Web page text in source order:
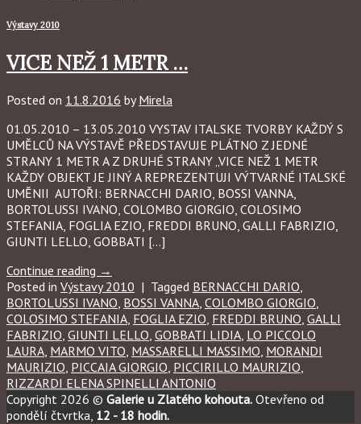
Výstavy 2010
VICE NEŽ 1 METR …
Posted on 11.8.2016 byMirela
01.05.2010 – 13.05.2010 VYSTAV ITALSKE TVORBY KAŽDÝ S
UMĚLCŮ NA VÝSTAVĚ PŘEDSTAVUJE PLÁTNO Z JEDNÉ
STRANY 1 METR A Z DRUHÉ STRANY „VICE NEŽ 1 METR
KAŽDY OBJEKT JE JINÝ A REPREZENTUJI VÝTVARNÉ ITALSKÉ
UMĚNII AUTOŘI: BERNACCHI DARIO, BOSSI VANNA,
BORTOLUSSI IVANO, COLOMBO GIORGIO, COLOSIMO
STEFANIA, FOGLIA EZIO, FREDDI BRUNO, GALLI FABRIZIO,
GIUNTI LELLO, GOBBATI […]
Continue reading →
Posted in Výstavy 2010 | Tagged BERNACCHI DARIO
BORTOLUSSI IVANO BOSSI VANNA COLOMBO GIORGIO
COLOSIMO STEFANIA FOGLIA EZIO FREDDI BRUNO GALLI
FABRIZIO GIUNTI LELLO GOBBATI LIDIA LO PICCOLO
LAURA MARMO VITO MASSARELLI MASSIMO MORANDI
MAURIZIO PICCAIA GIORGIO PICCIRILLO MAURIZIO
RIZZARDI ELENA SPINELLI ANTONIO
Copyright 2026 © Galerie u Zlatého kohouta. Otevřeno od
pondělí čtvrtka, 12 - 18 hodin.